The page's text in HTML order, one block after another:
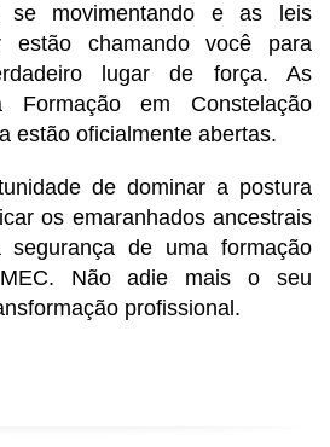
movimentando e as leis
estão chamando você para
lugar de força. As
em Constelação
estão oficialmente abertas.
de dominar a postura
os emaranhados ancestrais
de uma formação
Não adie mais o seu
profissional.